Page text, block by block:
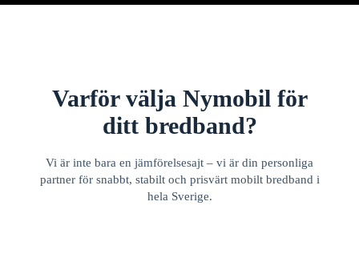
Varför välja Nymobil för
ditt bredband?
Vi är inte bara en jämförelsesajt – vi är din personliga
partner för snabbt, stabilt och prisvärt mobilt bredband i
hela Sverige.